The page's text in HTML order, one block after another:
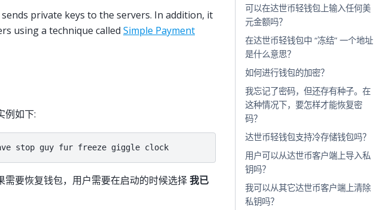
private keys to the servers. In addition, it
using a technique called Simple Payment
例如下:
要恢复钱包，用户需要在启动的时候选择我已
可以在达世币轻钱包上输入任何美
元金额吗？
在达世币轻钱包中 “冻结” 一个地址
是什么意思？
如何进行钱包的加密？
我忘记了密码，但还存有种子。在
这种情况下，要怎样才能恢复密
码？
达世币轻钱包支持冷存储钱包吗？
用户可以从达世币客户端上导入私
钥吗？
我可以从其它达世币客户端上清除
私钥吗？